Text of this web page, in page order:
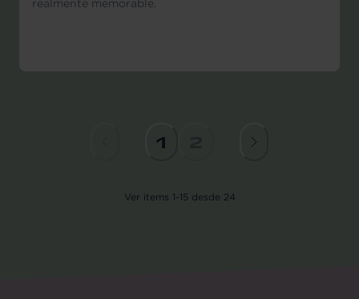
realmente memorable.
1
Ver items 1-15 desde 24